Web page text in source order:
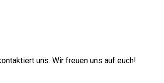
uns. Wir freuen uns auf euch!